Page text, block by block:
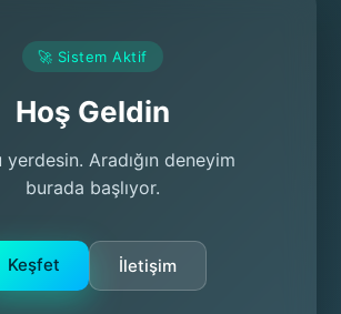
🚀 Sistem Aktif
Hoş Geldin
yerdesin. Aradığın deneyim
burada başlıyor.
Keşfet İletişim